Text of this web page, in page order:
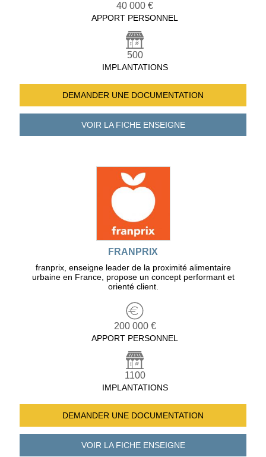
40 000 €
APPORT PERSONNEL
500
IMPLANTATIONS
DEMANDER UNE DOCUMENTATION
VOIR LA FICHEENSEIGNE
FRANPRIX
franprix, enseigne leader de la proximité alimentaire
urbaine en France, propose un concept performant et
orienté client.
200 000 €
APPORT PERSONNEL
1100
IMPLANTATIONS
DEMANDER UNE DOCUMENTATION
VOIR LA FICHEENSEIGNE